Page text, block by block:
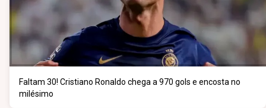
Faltam 30! Cristiano Ronaldo chega a 970 gols e encosta no
milésimo